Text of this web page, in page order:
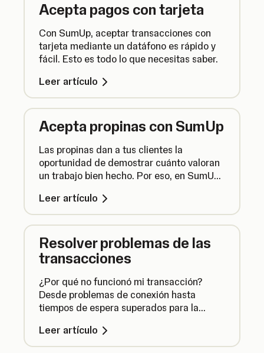
Acepta pagos con tarjeta
Con SumUp, aceptar transacciones con
tarjeta mediante un datáfono es rápido y
fácil. Esto es todo lo que necesitas saber.
Leer artículo
Acepta propinas con SumUp
Las propinas dan a tus clientes la
oportunidad de demostrar cuánto valoran
un trabajo bien hecho. Por eso, en SumUp
datáfono sea lo más sencillo posible.
Leer artículo
Resolver problemas de las
transacciones
¿Por qué no funcionó mi transacción?
Desde problemas de conexión hasta
tiempos de espera superados para la
solucionar rápidamente los problemas con
las transacciones.
Leer artículo